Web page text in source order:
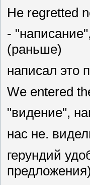
Не regretted
-
(раньше)
написал это
We entered
"видение",
нас не.
герундий
предложения)